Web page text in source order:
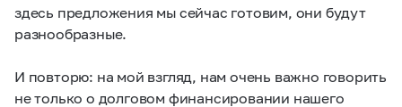
здесь предложения мы сейчас готовим, они будут
разнообразные.
И повторю: на мой взгляд, нам очень важно говорить
не только о долговом финансировании нашего